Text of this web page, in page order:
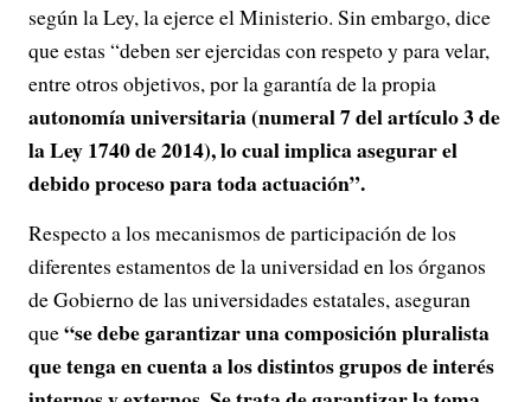
según la Ley, la ejerce el Ministerio. Sin embargo, dice
que estas “deben ser ejercidas con respeto y para velar,
entre otros objetivos, por la garantía de la propia
autonomía universitaria (numeral 7 del artículo 3 de
la Ley 1740 de 2014), lo cual implica asegurar el
debido proceso para toda actuación”.
Respecto a los mecanismos de participación de los
diferentes estamentos de la universidad en los órganos
de Gobierno de las universidades estatales, aseguran
que“se debe garantizar una composición pluralista
que tenga en cuenta a los distintos grupos de interés